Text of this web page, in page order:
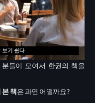
분들이 모여서 한권의
책을
본책 은 과연 어떨까요 ?